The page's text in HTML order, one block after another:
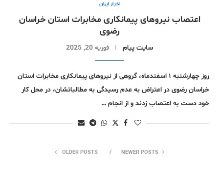
اخبار ایران
اعتصاب نیروهای پیمانکاری مخابرات استان خراسان
رضوی
سایت پیام فوریه 20, 2025
روز چهارشنبه ۱ اسفندماه، گروهی از نیروهای پیمانکاری مخابرات استان
خراسان رضوی در اعتراض به عدم رسیدگی به مطالباتشان، در محل کار
خود دست به اعتصاب زدند و از انجام …
NEWER POSTS
OLDER POSTS